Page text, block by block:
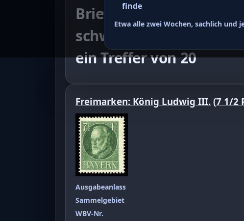
finde
Etwa alle zwei Wochen, sachlich und
Briefmarke zu Bayern
schwärzlichgrün bis
ein Treffer von 20
Freimarken: König Ludwig III. (7 1/2
Ausgabeanlass
Sammelgebiet
WBV-Nr.